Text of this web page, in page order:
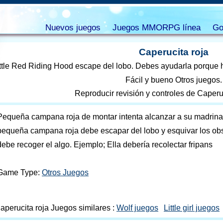
Caperucita roja
Red Riding Hood escape del lobo. Debes ayudarla porque
Fácil y bueno Otros juegos.
Reproducir revisión y controles de
campana roja de montar intenta alcanzar a su
campana roja debe escapar del lobo y esquivar los
recoger el algo. Ejemplo; Ella debería recolectar fripans
Type: Otros Juegos
roja Juegos similares : Wolf juegos Little girl juegos
Nuevos juegos Juegos MMORPG línea